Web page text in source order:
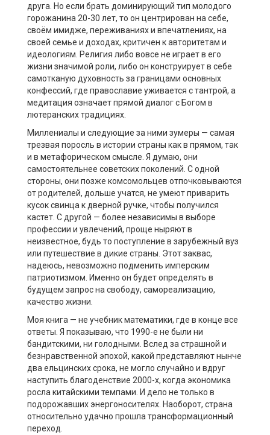
друга. Но если брать доминирующий тип молодого
горожанина 20-30 лет, то он центрирован на себе,
своём имидже, переживаниях и впечатлениях, на
своей семье и доходах, критичен к авторитетам и
идеологиям. Религия либо вовсе не играет в его
жизни значимой роли, либо он конструирует в себе
самотканую духовность за границами основных
конфессий, где православие уживается с тантрой, а
медитация означает прямой диалог с Богом в
лютеранских традициях.
Миллениалы и следующие за ними зумеры — самая
трезвая поросль в истории страны как в прямом, так
и в метафорическом смысле. Я думаю, они
самостоятельнее советских поколений. С одной
стороны, они позже комсомольцев отпочковываются
от родителей, дольше учатся, не умеют приварить
кусок свинца к дверной ручке, чтобы получился
кастет. С другой — более независимы в выборе
профессии и увлечений, проще ныряют в
неизвестное, будь то поступление в зарубежный вуз
или путешествие в дикие страны. Этот заквас,
надеюсь, невозможно подменить имперским
патриотизмом. Именно он будет определять в
будущем запрос на свободу, самореализацию,
качество жизни.
Моя книга — не учебник математики, где в конце все
ответы. Я показываю, что 1990-е не были ни
бандитскими, ни голодными. Вслед за страшной и
безнравственной эпохой, какой представляют нынче
два ельцинских срока, не могло случайно и вдруг
наступить благоденствие 2000-х, когда экономика
росла китайскими темпами. И дело не только в
подорожавших энергоносителях. Наоборот, страна
относительно удачно прошла трансформационный
переход.